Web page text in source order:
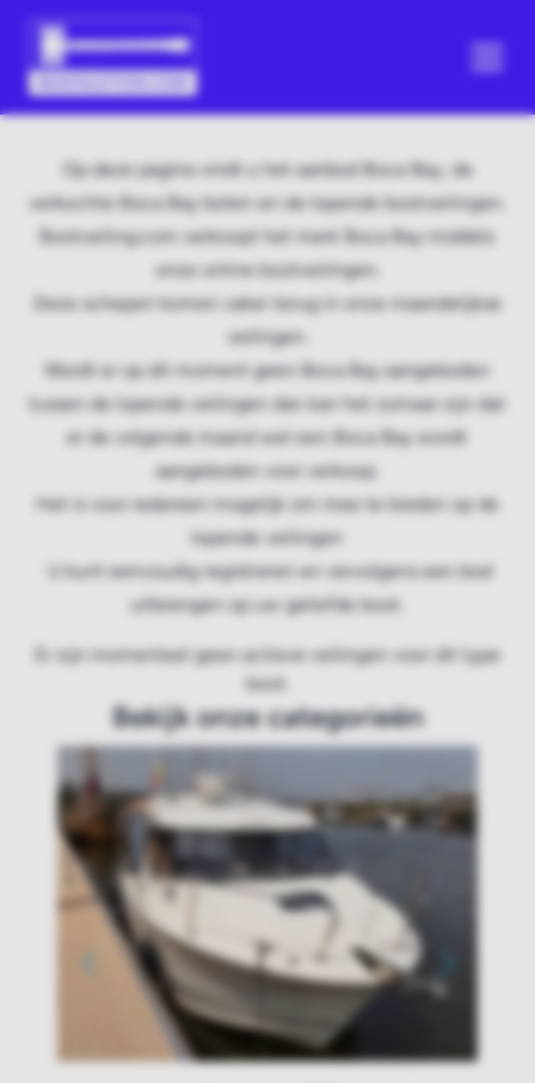
Op deze pagina vindt u het aanbod Boca Bay, de
verkochte Boca Bay boten en de lopende bootveilingen.
Bootveiling.com verkoopt het merk Boca Bay middels
onze online bootveilingen.
Deze schepen komen vaker terug in onze maandelijkse
veilingen.
Wordt er op dit moment geen Boca Bay aangeboden
tussen de lopende veilingen dan kan het zomaar zijn dat
er de volgende maand wel een Boca Bay wordt
aangeboden voor verkoop.
Het is voor iedereen mogelijk om mee te bieden op de
lopende veilingen
U kunt eenvoudig registreren en vervolgens een bod
uitbrengen op uw geliefde boot.
Er zijn momenteel geen actieve veilingen voor dit type
boot.
Bekijk onze categorieën